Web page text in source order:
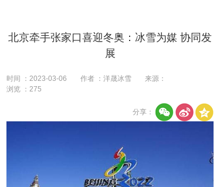
北京牵手张家口喜迎冬奥：冰雪为媒 协同发
展
时间 ：2023-03-06 作者 ：洋晟冰雪
来源：
浏览 ：275
分享：